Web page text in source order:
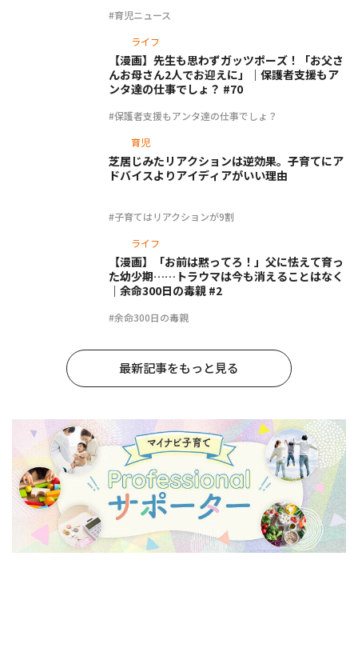
#育児ニュース
ライフ
#保護者支援もアンタ達の仕事でしょ？
【漫画】先生も思わずガッツポーズ！「お父さ
んお母さん2人でお迎えに」｜保護者支援もア
ンタ達の仕事でしょ？ #70
育児
#子育てはリアクションが9割
芝居じみたリアクションは逆効果。子育てにア
ドバイスよりアイディアがいい理由
ライフ
#余命300日の毒親
【漫画】「お前は黙ってろ！」父に怯えて育っ
た幼少期……トラウマは今も消えることはなく
｜余命300日の毒親 #2
最新記事をもっと見る